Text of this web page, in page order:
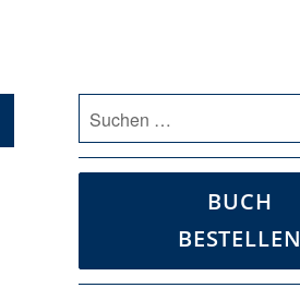
nach:
BUCH
BESTELLEN